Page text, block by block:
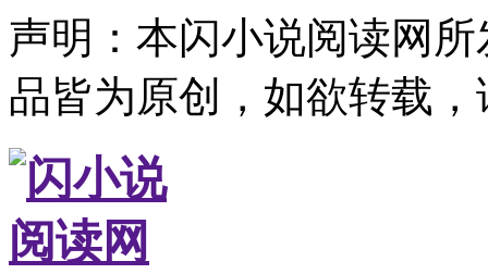
声明：本闪小说阅读网
品皆为原创，如欲转载